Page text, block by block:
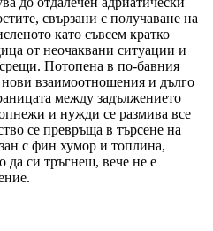
свързани с получаване на
като съвсем кратко
от неочаквани ситуации и
Потопена в по-бавния
взаимоотношения и дълго
между задължението
и нужди се размива все
се превръща в търсене на
с фин хумор и топлина,
да си тръгнеш, вече не е